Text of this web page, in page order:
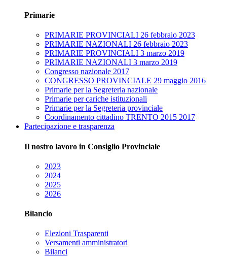
Primarie
PRIMARIE PROVINCIALI 26 febbraio 2023
PRIMARIE NAZIONALI 26 febbraio 2023
PRIMARIE PROVINCIALI 3 marzo 2019
PRIMARIE NAZIONALI 3 marzo 2019
Congresso nazionale 2017
CONGRESSO PROVINCIALE 29 maggio 2016
Primarie per la Segreteria nazionale
Primarie per cariche istituzionali
Primarie per la Segreteria provinciale
Coordinamento cittadino TRENTO 2015 2017
Partecipazione e trasparenza
Il nostro lavoro in Consiglio Provinciale
2023
2024
2025
2026
Bilancio
Elezioni Trasparenti
Versamenti amministratori
Bilanci